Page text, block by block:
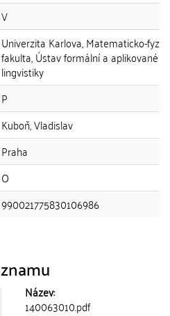
V
Univerzita Karlova, Matematicko-
fakulta, Ústav formální a aplikované
lingvistiky
P
Kuboň, Vladislav
Praha
O
990021775830106986
Název:
140063010.pdf